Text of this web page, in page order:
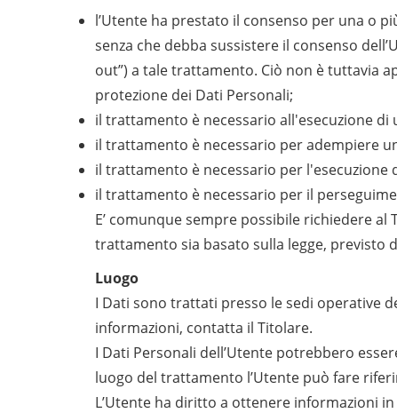
l’Utente ha prestato il consenso per una o
senza che debba sussistere il consenso
out”) a tale trattamento. Ciò non è tuttavia
protezione dei Dati Personali;
il trattamento è necessario all'esecuzione
il trattamento è necessario per adempiere
il trattamento è necessario per
il trattamento è necessario per il
E’ comunque sempre possibile richiedere
trattamento sia basato sulla legge,
Luogo
I Dati sono trattati presso le sedi operative
informazioni, contatta il Titolare.
I Dati Personali dell’Utente potrebbero
luogo del trattamento l’Utente può fare
L’Utente ha diritto a ottenere informazioni